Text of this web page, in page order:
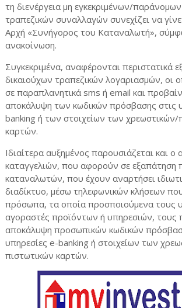
τη διενέργεια μη εγκεκριμένων/
τραπεζικών συναλλαγών συνεχίζει να
Αρχή «Συνήγορος του Καταναλωτή»,
ανακοίνωση.
Συγκεκριμένα, αναφέρονται περιστατικά
δικαιούχων τραπεζικών λογαριασμών, οι
σε παραπλανητικά sms ή email και
αποκάλυψη των κωδικών πρόσβασης στις
banking ή των στοιχείων των χρεωστικών/
καρτών.
Ιδιαίτερα αυξημένος παρουσιάζεται και ο
καταγγελιών, που αφορούν σε εξαπάτηση
καταναλωτών, που έχουν αναρτήσει
διαδίκτυο, μέσω τηλεφωνικών κλήσεων
πρόσωπα, τα οποία προσποιούμενα τους
αγοραστές προϊόντων ή υπηρεσιών, τους
αποκάλυψη προσωπικών κωδικών
υπηρεσίες e-banking ή στοιχείων των
πιστωτικών καρτών.